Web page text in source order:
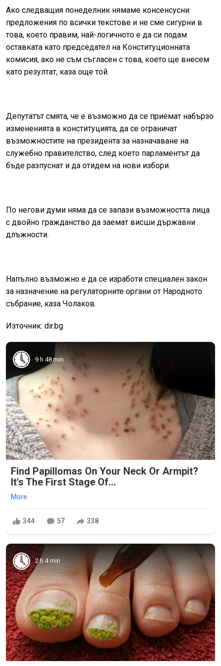
Ако следващия понеделник нямаме консенсусни
предложения по всички текстове и не сме сигурни в
това, което правим, най-логичното е да си подам
оставката като председател на Конституционната
комисия, ако не съм съгласен с това, което ще внесем
като резултат, каза още той.
Депутатът смята, че е възможно да се приемат набързо
измененията в конституцията, да се ограничат
възможностите на президента за назначаване на
служебно правителство, след което парламентът да
бъде разпуснат и да отидем на нови избори.
По негови думи няма да се запази възможността лица
с двойно гражданство да заемат висши държавни
длъжности.
Напълно възможно е да се изработи специален закон
за назначение на регулаторните органи от Народното
събрание, каза Чолаков.
Източник: dir.bg
9 h 48 min
Find Papillomas On Your Neck Or Armpit?
It's The First Stage Of...
More
344 57 338
2 h 4 min